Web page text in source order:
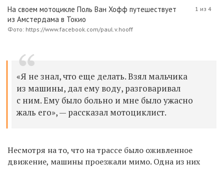
На своем мотоцикле Поль Ван Хофф путешествует
из Амстердама в Токио
Фото: https://www.facebook.com/paul.v.hooff
1 из 4
«Я не знал, что еще делать. Взял мальчика
из машины, дал ему воду, разговаривал
с ним. Ему было больно и мне было ужасно
жаль его», — рассказал мотоциклист.
Несмотря на то, что на трассе было оживленное
движение, машины проезжали мимо. Одна из них